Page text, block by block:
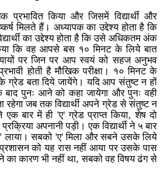
प्रभावित किया और जिसमें विद्यार्थी और
मिलते हैं। अध्यापक का उद्देश्य होता है कि
का उद्देश्य होता है कि उसे अधिकतम अंक
कि वह आपसे बस १० मिनट के लिये बात
पर जिन पर आप स्वयं को सहज अनुभव
होती है मौखिक परीक्षा। १० मिनट के
ग्रेड बता दिये जायेंगे। यदि आप संतुष्ट न हों
पुनः आने को कहा जायेगा और पुनः वही
जब तक विद्यार्थी अपने ग्रेड से संतुष्ट न
बार में ही 'ए' ग्रेड प्राप्त किया, शेष दो
अपनानी पड़ी। एक विद्यार्थी ने ५ बार
लाया। सबको 'ए' मिला और सबने उसके लिये
प्रशासन को यह रास नहीं आया पर उसके पास
का कारण भी नहीं था, सबको वह विषय ढंग से